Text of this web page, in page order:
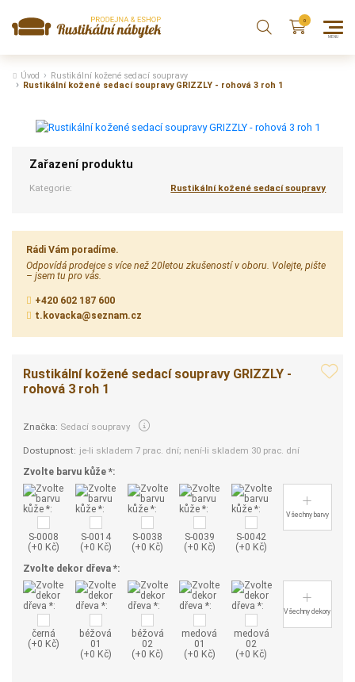
Úvod
Rustikální kožené sedací soupravy
Rustikální kožené sedací soupravy GRIZZLY - rohová 3 roh 1
Zařazení produktu
Kategorie: Rustikální kožené sedací soupravy
Rádi Vám poradíme.
Odpovídá prodejce s více než 20letou zkušeností v oboru. Volejte, pište
– jsem tu pro vás.
+420 602 187 600
t.kovacka@seznam.cz
Rustikální kožené sedací soupravy GRIZZLY -
rohová 3 roh 1
Značka: Sedací soupravy
Dostupnost: je-li skladem 7 prac. dní; není-li skladem 30 prac. dní
Zvolte barvu kůže *:
S-0008
(+0 Kč)
S-0014
(+0 Kč)
S-0038
(+0 Kč)
S-0039
(+0 Kč)
S-0042
(+0 Kč)
Všechny barvy
Zvolte dekor dřeva *:
černá
(+0 Kč)
béžová
01
(+0 Kč)
béžová
02
(+0 Kč)
medová
01
(+0 Kč)
medová
02
(+0 Kč)
Všechny dekory